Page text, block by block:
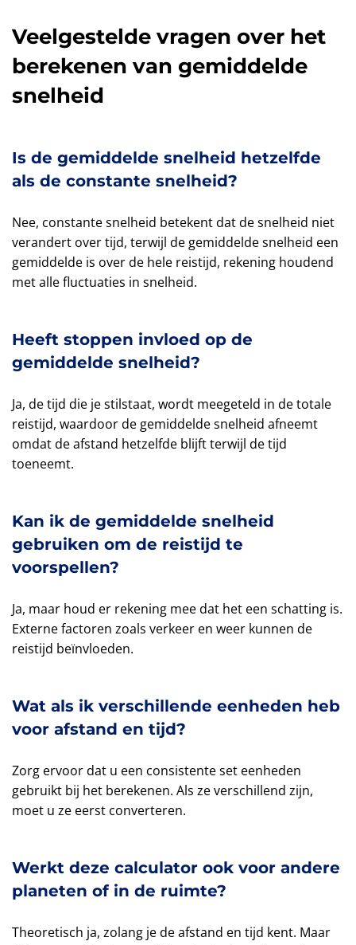
Veelgestelde vragen over het
berekenen van gemiddelde
snelheid
Is de gemiddelde snelheid hetzelfde
als de constante snelheid?
Nee, constante snelheid betekent dat de snelheid niet
verandert over tijd, terwijl de gemiddelde snelheid een
gemiddelde is over de hele reistijd, rekening houdend
met alle fluctuaties in snelheid.
Heeft stoppen invloed op de
gemiddelde snelheid?
Ja, de tijd die je stilstaat, wordt meegeteld in de totale
reistijd, waardoor de gemiddelde snelheid afneemt
omdat de afstand hetzelfde blijft terwijl de tijd
toeneemt.
Kan ik de gemiddelde snelheid
gebruiken om de reistijd te
voorspellen?
Ja, maar houd er rekening mee dat het een schatting is.
Externe factoren zoals verkeer en weer kunnen de
reistijd beïnvloeden.
Wat als ik verschillende eenheden heb
voor afstand en tijd?
Zorg ervoor dat u een consistente set eenheden
gebruikt bij het berekenen. Als ze verschillend zijn,
moet u ze eerst converteren.
Werkt deze calculator ook voor andere
planeten of in de ruimte?
Theoretisch ja, zolang je de afstand en tijd kent. Maar